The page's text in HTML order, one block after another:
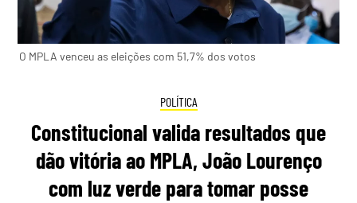
O MPLA venceu as eleições com 51,7% dos votos
POLÍTICA
Constitucional valida resultados que
dão vitória ao MPLA, João Lourenço
com luz verde para tomar posse